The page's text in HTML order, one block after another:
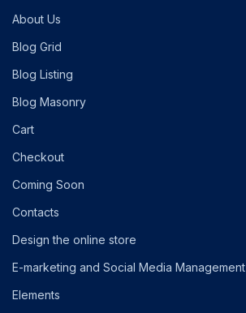
About Us
Blog Grid
Blog Listing
Blog Masonry
Cart
Checkout
Coming Soon
Contacts
Design the online store
E-marketing and Social Media Management
Elements